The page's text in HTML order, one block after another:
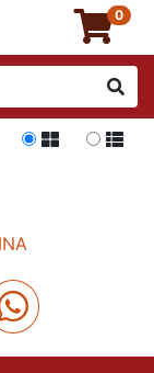
0
Grade